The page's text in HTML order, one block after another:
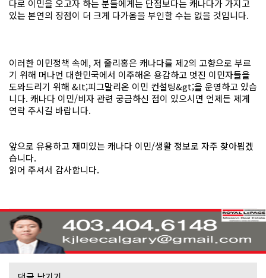
다로 이민을 오고자 하는 분들에게는 단점보다는 캐나다가 가지고
있는 본연의 장점이 더 크게 다가옴을 부인할 수는 없을 것입니다.
이러한 이민정책 속에, 저 줄리홍은 캐나다를 제2의 고향으로 부르
기 위해 머나먼 대한민국에서 이주해온 용감하고 멋진 이민자들을
도와드리기 위해 &lt;피그말리온 이민 컨설팅&gt;을 운영하고 있습
니다. 캐나다 이민/비자 관련 궁금하신 점이 있으시면 언제든 제게
연락 주시길 바랍니다.
앞으로 유용하고 재미있는 캐나다 이민/생활 정보로 자주 찾아뵙겠
습니다.
읽어 주셔서 감사합니다.